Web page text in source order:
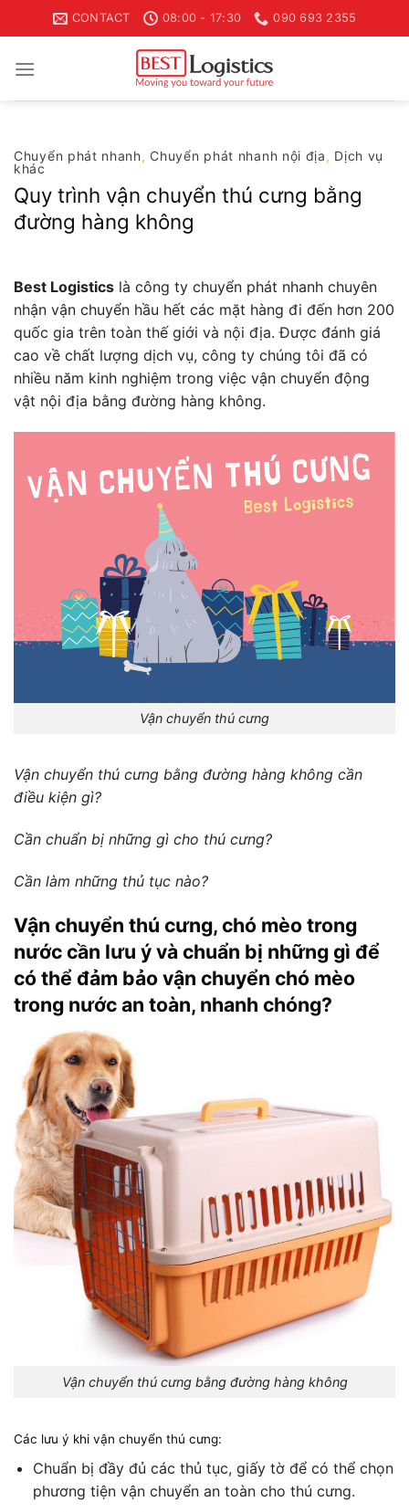
to
CONTACT 08:00 - 17:30 090 693 2355
Chuyển phát nhanh, Chuyển phát nhanh nội địa, Dịch vụ
khác
Quy trình vận chuyển thú cưng bằng
đường hàng không
Best Logistics là công ty chuyển phát nhanh chuyên
nhận vận chuyển hầu hết các mặt hàng đi đến hơn 200
quốc gia trên toàn thế giới và nội địa. Được đánh giá
cao về chất lượng dịch vụ, công ty chúng tôi đã có
nhiều năm kinh nghiệm trong việc vận chuyển động
vật nội địa bằng đường hàng không.
Vận chuyển thú cưng
Vận chuyển thú cưng bằng đường hàng không cần
điều kiện gì?
Cần chuẩn bị những gì cho thú cưng?
Cần làm những thủ tục nào?
Vận chuyển thú cưng, chó mèo trong
nước cần lưu ý và chuẩn bị những gì để
có thể đảm bảo vận chuyển chó mèo
trong nước an toàn, nhanh chóng?
Vận chuyển thú cưng bằng đường hàng không
Các lưu ý khi vận chuyển thú cưng:
Chuẩn bị đầy đủ các thủ tục, giấy tờ để có thể chọn
phương tiện vận chuyển an toàn cho thú cưng.